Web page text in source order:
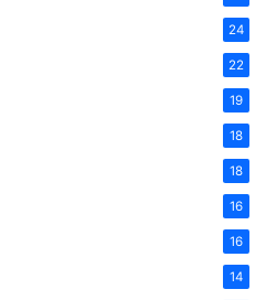
24
22
19
18
18
16
16
14